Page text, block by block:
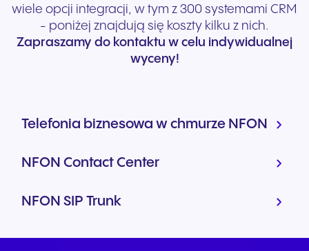
wiele opcji integracji, w tym z 300 systemami CRM
- poniżej znajdują się koszty kilku z nich.
Zapraszamy do kontaktu w celu indywidualnej
wyceny!
Telefonia biznesowa w chmurze NFON
NFON Contact Center
NFON SIP Trunk